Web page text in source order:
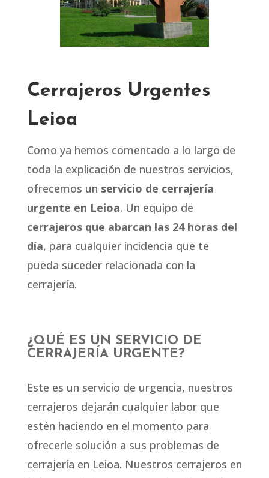
Cerrajeros Urgentes
Leioa
Como ya hemos comentado a lo largo de
toda la explicación de nuestros servicios,
ofrecemos un servicio de cerrajería
urgente en Leioa. Un equipo de
cerrajeros que abarcan las 24 horas del
día, para cualquier incidencia que te
pueda suceder relacionada con la
cerrajería.
¿QUÉ ES UN SERVICIO DE
CERRAJERÍA URGENTE?
Este es un servicio de urgencia, nuestros
cerrajeros dejarán cualquier labor que
estén haciendo en el momento para
ofrecerle solución a sus problemas de
cerrajería en Leioa. Nuestros cerrajeros en